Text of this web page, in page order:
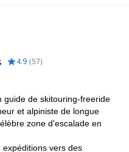
4.9 (57)
guide de skitouring-freeride
et alpiniste de longue
zone d'escalade en
vers des